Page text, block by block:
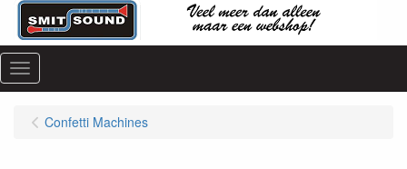
Menu
Confetti Machines